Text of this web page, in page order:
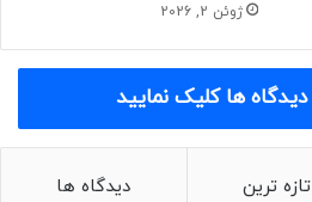
ژوئن 2, 2026
ها کلیک نمایید
تازه ترین دیدگاه ها